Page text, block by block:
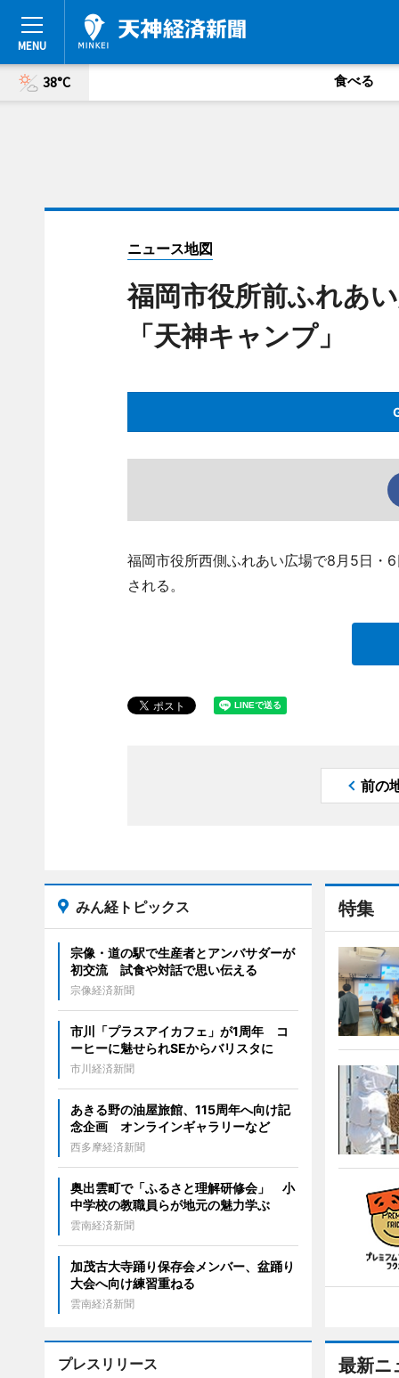
38°C 食べる
ニュース地図
福岡市役所前ふれあ
「天神キャンプ」
福岡市役所西側ふれあい広場で8月5日・
される。
前の
特集
最新ニ
みん経トピックス
宗像・道の駅で生産者とアンバサダーが
初交流 試食や対話で思い伝える
宗像経済新聞
市川「プラスアイカフェ」が1周年 コ
ーヒーに魅せられSEからバリスタに
市川経済新聞
あきる野の油屋旅館、115周年へ向け記
念企画 オンラインギャラリーなど
西多摩経済新聞
奥出雲町で「ふるさと理解研修会」 小
中学校の教職員らが地元の魅力学ぶ
雲南経済新聞
加茂古大寺踊り保存会メンバー、盆踊り
大会へ向け練習重ねる
雲南経済新聞
プレスリリース